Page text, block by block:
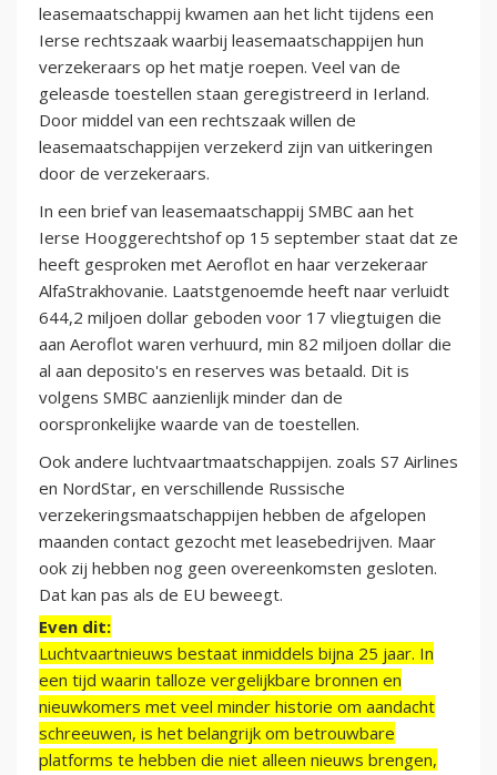
leasemaatschappij kwamen aan het licht tijdens een
Ierse rechtszaak waarbij leasemaatschappijen hun
verzekeraars op het matje roepen. Veel van de
geleasde toestellen staan geregistreerd in Ierland.
Door middel van een rechtszaak willen de
leasemaatschappijen verzekerd zijn van uitkeringen
door de verzekeraars.
In een brief van leasemaatschappij SMBC aan het
Ierse Hooggerechtshof op 15 september staat dat ze
heeft gesproken met Aeroflot en haar verzekeraar
AlfaStrakhovanie. Laatstgenoemde heeft naar verluidt
644,2 miljoen dollar geboden voor 17 vliegtuigen die
aan Aeroflot waren verhuurd, min 82 miljoen dollar die
al aan deposito's en reserves was betaald. Dit is
volgens SMBC aanzienlijk minder dan de
oorspronkelijke waarde van de toestellen.
Ook andere luchtvaartmaatschappijen. zoals S7 Airlines
en NordStar, en verschillende Russische
verzekeringsmaatschappijen hebben de afgelopen
maanden contact gezocht met leasebedrijven. Maar
ook zij hebben nog geen overeenkomsten gesloten.
Dat kan pas als de EU beweegt.
Even dit:
Luchtvaartnieuws bestaat inmiddels bijna 25 jaar. In
een tijd waarin talloze vergelijkbare bronnen en
nieuwkomers met veel minder historie om aandacht
schreeuwen, is het belangrijk om betrouwbare
platforms te hebben die niet alleen nieuws brengen,